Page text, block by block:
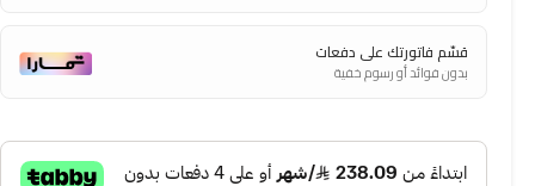
قسّم فاتورتك على دفعات
بدون فوائد أو رسوم خفية